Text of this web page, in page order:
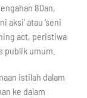
80an,
aksi’ atau ‘seni
act, peristiwa
publik umum.
istilah dalam
ke dalam